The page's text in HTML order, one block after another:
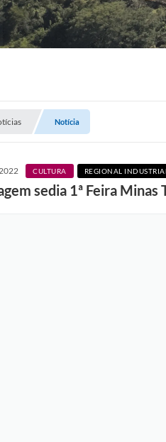
Notícia
CULTURA REGIONAL INDUSTRIAL
sedia 1ª Feira